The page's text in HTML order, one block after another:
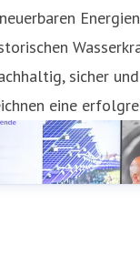
sicher
eine